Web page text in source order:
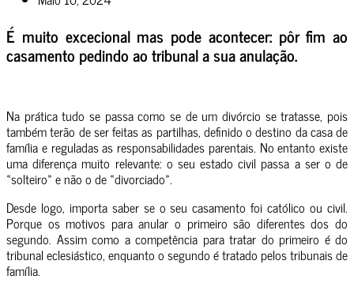
É muito excecional mas pode acontecer: pôr fim ao
casamento pedindo ao tribunal a sua anulação.
Na prática tudo se passa como se de um divórcio se tratasse, pois
também terão de ser feitas as partilhas, definido o destino da casa de
família e reguladas as responsabilidades parentais. No entanto existe
uma diferença muito relevante: o seu estado civil passa a ser o de
«solteiro» e não o de «divorciado».
Desde logo, importa saber se o seu casamento foi católico ou civil.
Porque os motivos para anular o primeiro são diferentes dos do
segundo. Assim como a competência para tratar do primeiro é do
tribunal eclesiástico, enquanto o segundo é tratado pelos tribunais de
família.